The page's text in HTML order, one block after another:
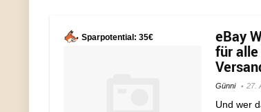
Sparpotential: 35€
eBay
für alle
Günni 27.
Und wer